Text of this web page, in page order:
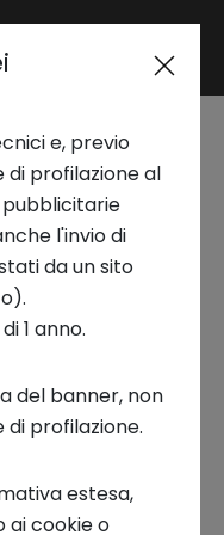
Area riservata
|
della
e, previo
di profilazione al
pubblicitarie
l'invio di
da un sito
1 anno.
del banner, non
di profilazione.
estesa,
ai cookie o